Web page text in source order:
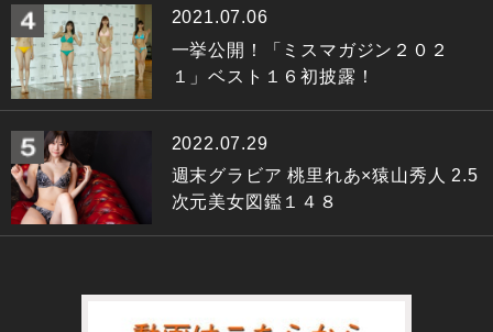
2021.07.06
一挙公開！「ミスマガジン２０２
１」ベスト１６初披露！
2022.07.29
週末グラビア 桃里れあ×猿山秀人 2.5
次元美女図鑑１４８